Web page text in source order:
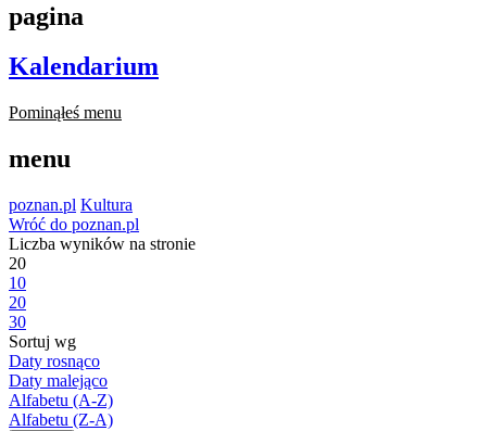
pagina
Kalendarium
Pominąłeś menu
menu
poznan.pl Kultura
Wróć do poznan.pl
Liczba wyników na stronie
20
10
20
30
Sortuj wg
Daty rosnąco
Daty malejąco
Alfabetu (A-Z)
Alfabetu (Z-A)